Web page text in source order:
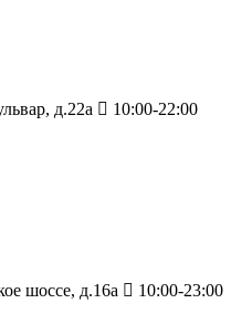
д.22а 10:00-22:00
шоссе, д.16а 10:00-23:00